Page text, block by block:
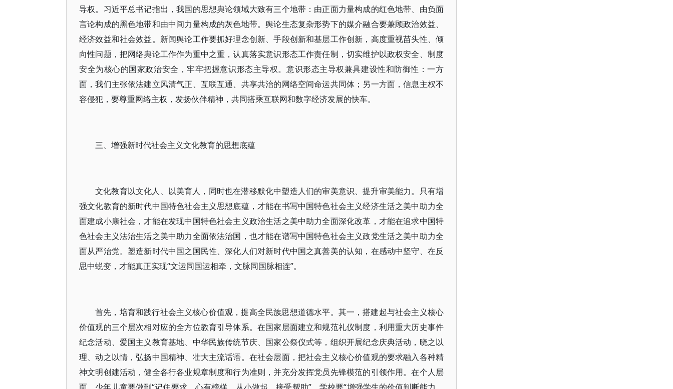
导权。习近平总书记指出，我国的思想舆论领域大致有三个地带：由正面力量构成的红色地带、由负面
言论构成的黑色地带和由中间力量构成的灰色地带。舆论生态复杂形势下的媒介融合要兼顾政治效益、
经济效益和社会效益。新闻舆论工作要抓好理念创新、手段创新和基层工作创新，高度重视苗头性、倾
向性问题，把网络舆论工作作为重中之重，认真落实意识形态工作责任制，切实维护以政权安全、制度
安全为核心的国家政治安全，牢牢把握意识形态主导权。意识形态主导权兼具建设性和防御性：一方
面，我们主张依法建立风清气正、互联互通、共享共治的网络空间命运共同体；另一方面，信息主权不
容侵犯，要尊重网络主权，发扬伙伴精神，共同搭乘互联网和数字经济发展的快车。
三、增强新时代社会主义文化教育的思想底蕴
文化教育以文化人、以美育人，同时也在潜移默化中塑造人们的审美意识、提升审美能力。只有增
强文化教育的新时代中国特色社会主义思想底蕴，才能在书写中国特色社会主义经济生活之美中助力全
面建成小康社会，才能在发现中国特色社会主义政治生活之美中助力全面深化改革，才能在追求中国特
色社会主义法治生活之美中助力全面依法治国，也才能在谱写中国特色社会主义政党生活之美中助力全
面从严治党。塑造新时代中国之国民性、深化人们对新时代中国之真善美的认知，在感动中坚守、在反
思中蜕变，才能真正实现“文运同国运相牵，文脉同国脉相连”。
首先，培育和践行社会主义核心价值观，提高全民族思想道德水平。其一，搭建起与社会主义核心
价值观的三个层次相对应的全方位教育引导体系。在国家层面建立和规范礼仪制度，利用重大历史事件
纪念活动、爱国主义教育基地、中华民族传统节庆、国家公祭仪式等，组织开展纪念庆典活动，晓之以
理、动之以情，弘扬中国精神、壮大主流话语。在社会层面，把社会主义核心价值观的要求融入各种精
神文明创建活动，健全各行各业规章制度和行为准则，并充分发挥党员先锋模范的引领作用。在个人层